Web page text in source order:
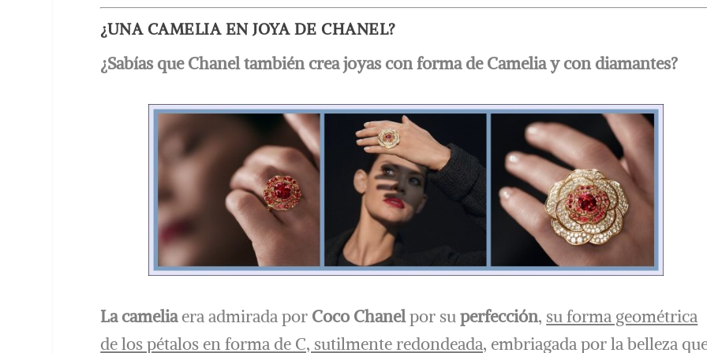
¿UNA CAMELIA EN JOYA DE CHANEL?
¿Sabías que Chanel también crea joyas con forma de Camelia y con diamantes?
La cameliaera admirada por Coco Chanelpor superfección, su forma geométrica
de los pétalos en forma de C, sutilmente redondeada, embriagada por la belleza